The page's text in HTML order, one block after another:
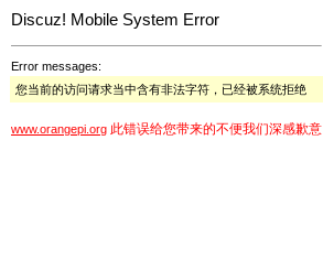
Discuz! Mobile System Error
Error messages:
您当前的访问请求当中含有非法字符，已经被系统拒绝
www.orangepi.org 此错误给您带来的不便我们深感歉意